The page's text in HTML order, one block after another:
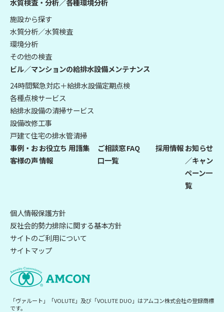
「ヴァルート」「VOLUTE」及び「VOLUTE DUO」はアムコン株式会社の登録商標
です。
水質検査・分析／各種環境分析
施設から探す
水質分析／水質検査
環境分析
その他の検査
ビル／マンションの給排水設備メンテナンス
24時間緊急対応＋給排水設備定期点検
各種点検サービス
給排水設備の清掃サービス
設備改修工事
戸建て住宅の排水管清掃
事例・お
客様の声
お役立ち
情報
用語集
ご相談窓
口一覧
FAQ 採用情報お知らせ
／キャン
ペーン一
覧
個人情報保護方針
反社会的勢力排除に関する基本方針
サイトのご利用について
サイトマップ